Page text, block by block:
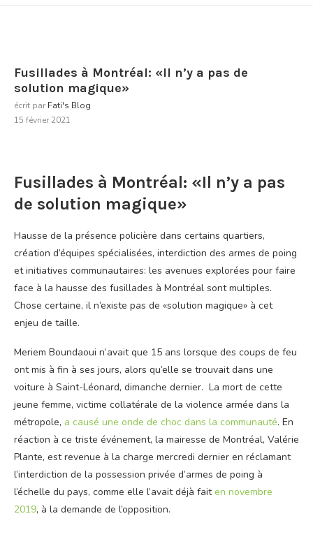
Fusillades à Montréal: «Il n’y a pas de
solution magique»
écrit par Fati's Blog
15 février 2021
Fusillades à Montréal: «Il n’y a pas
de solution magique»
Hausse de la présence policière dans certains quartiers,
création d’équipes spécialisées, interdiction des armes de poing
et initiatives communautaires: les avenues explorées pour faire
face à la hausse des fusillades à Montréal sont multiples.
Chose certaine, il n’existe pas de «solution magique» à cet
enjeu de taille.
Meriem Boundaoui n’avait que 15 ans lorsque des coups de feu
ont mis à fin à ses jours, alors qu’elle se trouvait dans une
voiture à Saint-Léonard, dimanche dernier. La mort de cette
jeune femme, victime collatérale de la violence armée dans la
métropole, a causé une onde de choc dans la communauté. En
réaction à ce triste événement, la mairesse de Montréal, Valérie
Plante, est revenue à la charge mercredi dernier en réclamant
l’interdiction de la possession privée d’armes de poing à
l’échelle du pays, comme elle l’avait déjà faiten novembre
2019, à la demande de l’opposition.